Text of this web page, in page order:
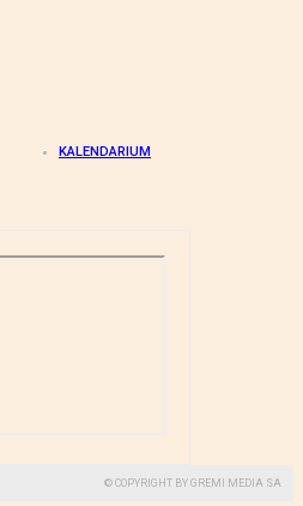
KALENDARIUM
© COPYRIGHT BY GREMI MEDIA SA